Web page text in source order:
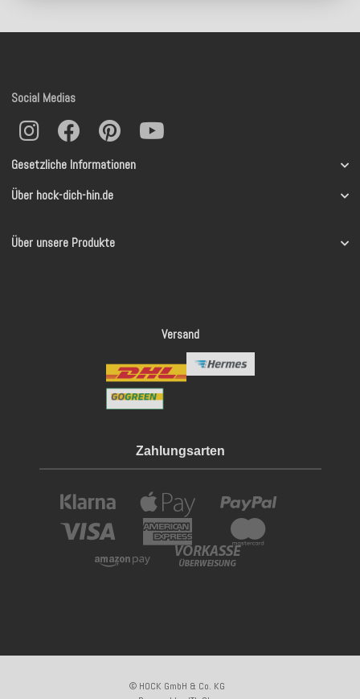
Gesetzliche Informationen
Über hock-dich-hin.de
Über unsere Produkte
Social Medias
Versand
Zahlungsarten
© HOCK GmbH & Co. KG